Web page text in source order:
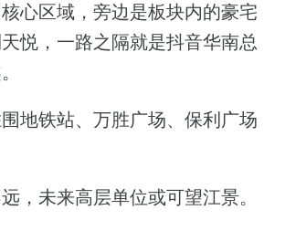
心区域，旁边是板块内的豪宅
悦，一路之隔就是抖音华南总
地铁站、万胜广场、保利广场
，未来高层单位或可望江景。